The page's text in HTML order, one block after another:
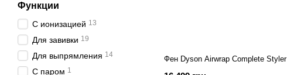
Фен Dyson Airwrap Complete Styler
Функции
С ионизацией 13
Для завивки 19
Для выпрямления 14
С паром 1